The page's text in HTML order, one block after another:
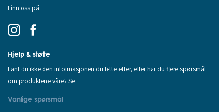
Finn oss på:
Hjelp & støtte
Fant du ikke den informasjonen du lette etter, eller har du flere spørsmål
om produktene våre? Se:
Vanlige spørsmål